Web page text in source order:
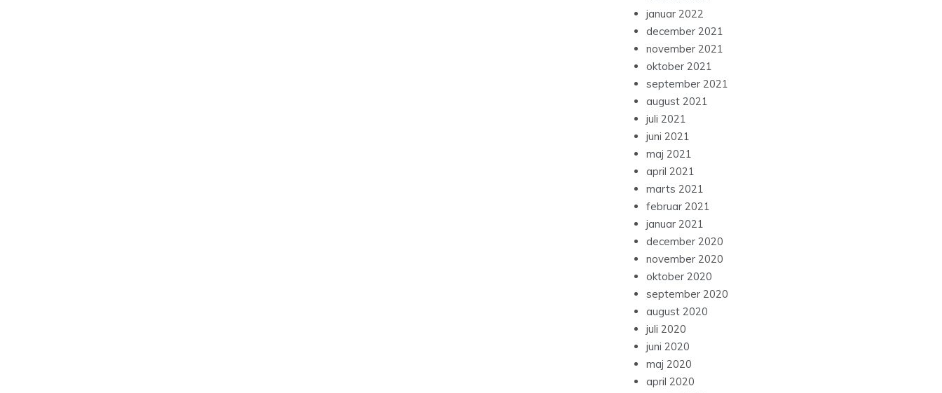
januar 2022
december 2021
november 2021
oktober 2021
september 2021
august 2021
juli 2021
juni 2021
maj 2021
april 2021
marts 2021
februar 2021
januar 2021
december 2020
november 2020
oktober 2020
september 2020
august 2020
juli 2020
juni 2020
maj 2020
april 2020